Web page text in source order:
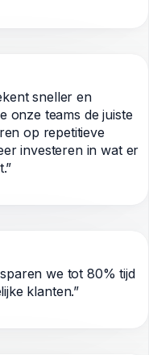
sneller en
onze teams de juiste
op repetitieve
investeren in wat er
we tot 80% tijd
klanten.”